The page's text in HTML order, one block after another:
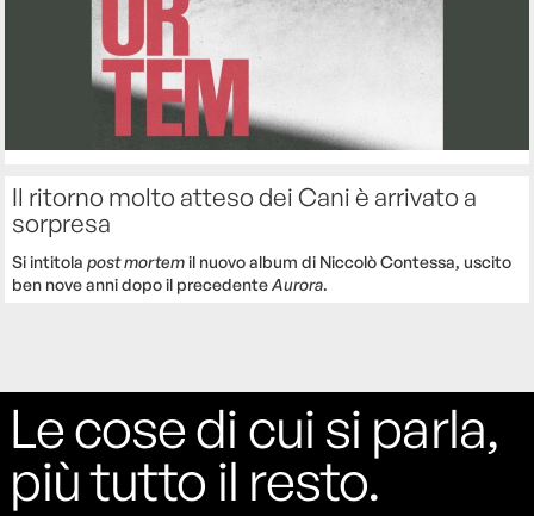
Il ritorno molto atteso dei Cani è arrivato a
sorpresa
Si intitolapost mortemil nuovo album di Niccolò Contessa, uscito
ben nove anni dopo il precedenteAurora.
Le cose di cui si parla,
più tutto il resto.